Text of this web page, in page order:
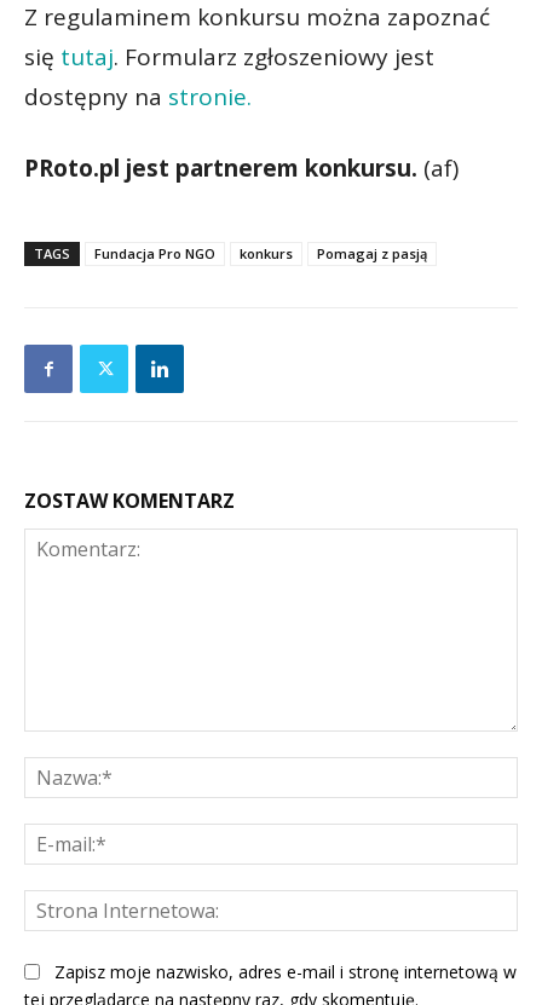
Z regulaminem konkursu można zapoznać
się tutaj. Formularz zgłoszeniowy jest
dostępny na stronie.
PRoto.pl jest partnerem konkursu. (af)
TAGS Fundacja Pro NGO konkurs Pomagaj z pasją
ZOSTAW KOMENTARZ
Zapisz moje nazwisko, adres e-mail i stronę internetową w
tej przeglądarce na następny raz, gdy skomentuję.